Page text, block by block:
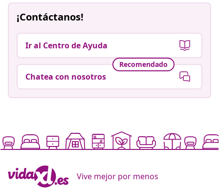
¡Contáctanos!
Ir al Centro de Ayuda
Recomendado
Chatea con nosotros
Vive mejor por menos